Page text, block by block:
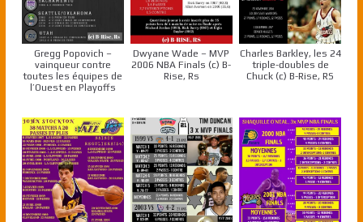
Gregg Popovich –
vainqueur contre
toutes les équipes de
l’Ouest en Playoffs
Dwyane Wade – MVP
2006 NBA Finals (c) B-
Rise, Rs
Charles Barkley, les 24
triple-doubles de
Chuck (c) B-Rise, RS